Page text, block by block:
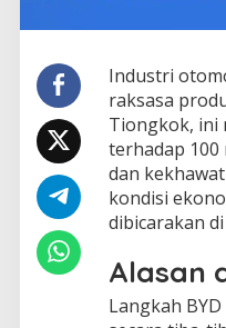
Industri
raksasa
Tiongkok, ini
terhadap 100
dan
kondisi
dibicarakan
Alasan
Langkah